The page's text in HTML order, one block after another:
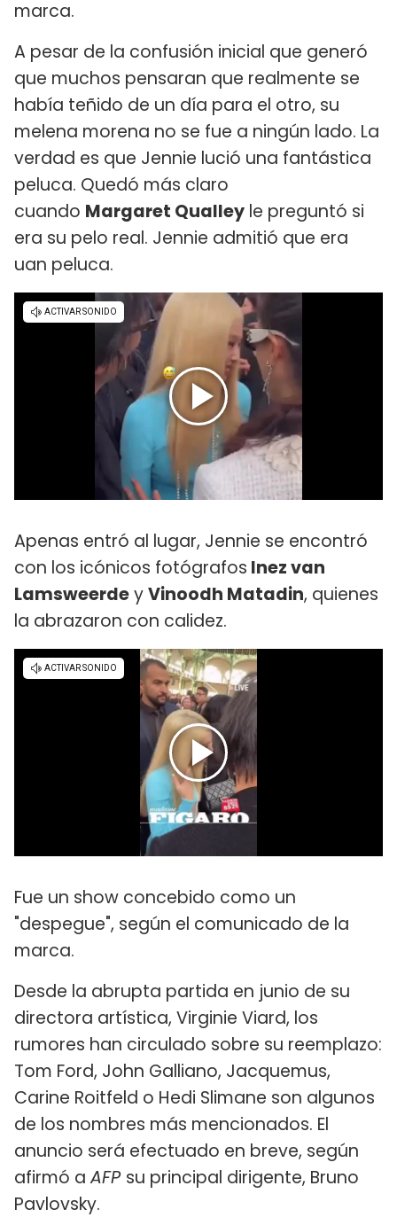
marca.
A pesar de la confusión inicial que generó
que muchos pensaran que realmente se
había teñido de un día para el otro, su
melena morena no se fue a ningún lado. La
verdad es que Jennie lució una fantástica
peluca. Quedó más claro
cuando Margaret Qualley le preguntó si
era su pelo real. Jennie admitió que era
uan peluca.
Apenas entró al lugar, Jennie se encontró
con los icónicos fotógrafos Inez van
LamsweerdeyVinoodh Matadin, quienes
la abrazaron con calidez.
Fue un show concebido como un
"despegue", según el comunicado de la
marca.
Desde la abrupta partida en junio de su
directora artística, Virginie Viard, los
rumores han circulado sobre su reemplazo:
Tom Ford, John Galliano, Jacquemus,
Carine Roitfeld o Hedi Slimane son algunos
de los nombres más mencionados. El
anuncio será efectuado en breve, según
afirmó aAFP su principal dirigente, Bruno
Pavlovsky.